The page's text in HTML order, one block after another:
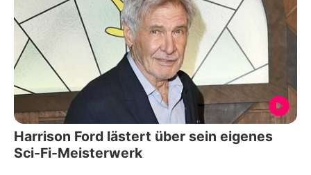
Harrison Ford lästert über sein eigenes
Sci-Fi-Meisterwerk